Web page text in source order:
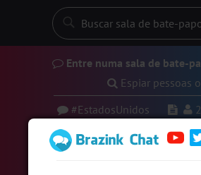
Entre numa sala de bate-
Espiar pessoas
#EstadosUnidos
2
#Amizade
9